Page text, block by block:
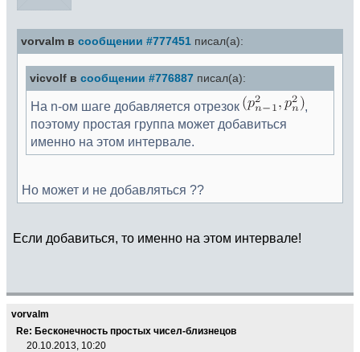
vorvalm в сообщении #777451 писал(а):
vicvolf в сообщении #776887 писал(а):
На n-ом шаге добавляется отрезок
,
поэтому простая группа может добавиться
именно на этом интервале.
Но может и не добавляться ??
Если добавиться, то именно на этом интервале!
vorvalm
Re: Бесконечность простых чисел-близнецов
20.10.2013, 10:20